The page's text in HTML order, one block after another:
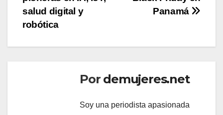
Panamá
salud digital y
robótica
Por demujeres.net
Soy una periodista apasionada